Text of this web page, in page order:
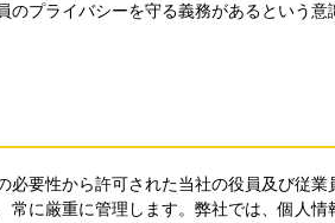
のプライバシーを守る義務があるという
必要性から許可された当社の役員及び従
常に厳重に管理します。弊社では、個人